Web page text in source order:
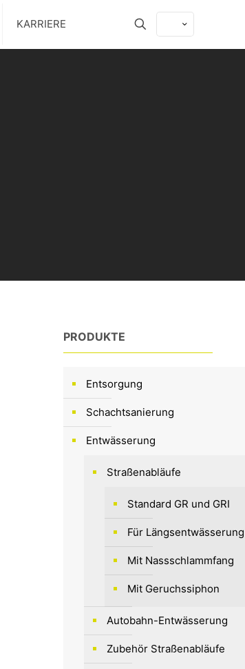
KARRIERE
PRODUKTE
Entsorgung
Schachtsanierung
Entwässerung
Straßenabläufe
Standard GR und GRI
Für Längsentwässerung
Mit Nassschlammfang
Mit Geruchssiphon
Autobahn-Entwässerung
Zubehör Straßenabläufe